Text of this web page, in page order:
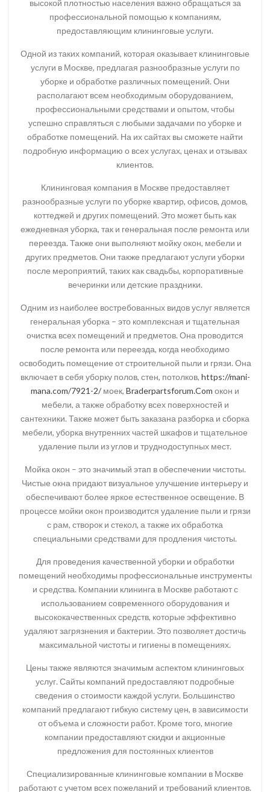
высокой плотностью населения важно обращаться за
профессиональной помощью к компаниям,
предоставляющим клининговые услуги.
Одной из таких компаний, которая оказывает клининговые
услуги в Москве, предлагая разнообразные услуги по
уборке и обработке различных помещений. Они
располагают всем необходимым оборудованием,
профессиональными средствами и опытом, чтобы
успешно справляться с любыми задачами по уборке и
обработке помещений. На их сайтах вы сможете найти
подробную информацию о всех услугах, ценах и отзывах
клиентов.
Клининговая компания в Москве предоставляет
разнообразные услуги по уборке квартир, офисов, домов,
коттеджей и других помещений. Это может быть как
ежедневная уборка, так и генеральная после ремонта или
переезда. Также они выполняют мойку окон, мебели и
других предметов. Они также предлагают услуги уборки
после мероприятий, таких как свадьбы, корпоративные
вечеринки или детские праздники.
Одним из наиболее востребованных видов услуг является
генеральная уборка – это комплексная и тщательная
очистка всех помещений и предметов. Она проводится
после ремонта или переезда, когда необходимо
освободить помещение от строительной пыли и грязи. Она
включает в себя уборку полов, стен, потолков, https://mani-
mana.com/7921-2/ моек, Braderpartsforum.Com окон и
мебели, а также обработку всех поверхностей и
сантехники. Также может быть заказана разборка и сборка
мебели, уборка внутренних частей шкафов и тщательное
удаление пыли из углов и труднодоступных мест.
Мойка окон – это значимый этап в обеспечении чистоты.
Чистые окна придают визуальное улучшение интерьеру и
обеспечивают более яркое естественное освещение. В
процессе мойки окон производится удаление пыли и грязи
с рам, створок и стекол, а также их обработка
специальными средствами для продления чистоты.
Для проведения качественной уборки и обработки
помещений необходимы профессиональные инструменты
и средства. Компании клининга в Москве работают с
использованием современного оборудования и
высококачественных средств, которые эффективно
удаляют загрязнения и бактерии. Это позволяет достичь
максимальной чистоты и гигиены в помещениях.
Цены также являются значимым аспектом клининговых
услуг. Сайты компаний предоставляют подробные
сведения о стоимости каждой услуги. Большинство
компаний предлагают гибкую систему цен, в зависимости
от объема и сложности работ. Кроме того, многие
компании предоставляют скидки и акционные
предложения для постоянных клиентов
Специализированные клининговые компании в Москве
работают с учетом всех пожеланий и требований клиентов.